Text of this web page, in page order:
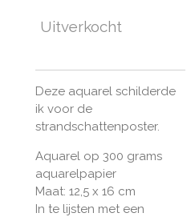
Uitverkocht
Deze aquarel schilderde
ik voor de
strandschattenposter.
Aquarel op 300 grams
aquarelpapier
Maat: 12,5 x 16 cm
In te lijsten met een